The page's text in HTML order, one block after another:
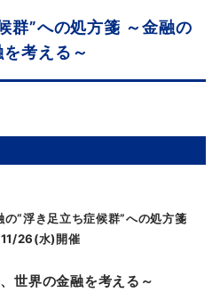
群”への処方箋 ～金融の
考える～
“浮き足立ち症候群”への処方箋
26(水)開催
世界の金融を考える～